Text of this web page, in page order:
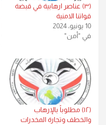
(٣) عناصر ارهابية في قبضة
قواتنا الامنية
10 يونيو، 2024
في "أمن"
(١٢) مطلوباً بالإرهاب
والخطف وتجارة المخدرات